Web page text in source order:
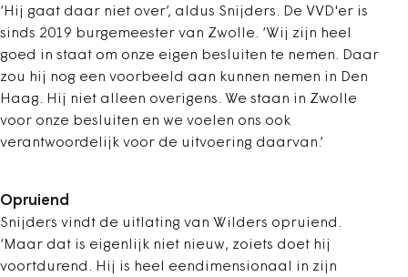
‘Hij gaat daar niet over’, aldus Snijders. De VVD'er is
sinds 2019 burgemeester van Zwolle. ‘Wij zijn heel
goed in staat om onze eigen besluiten te nemen. Daar
zou hij nog een voorbeeld aan kunnen nemen in Den
Haag. Hij niet alleen overigens. We staan in Zwolle
voor onze besluiten en we voelen ons ook
verantwoordelijk voor de uitvoering daarvan.’
Opruiend
Snijders vindt de uitlating van Wilders opruiend.
‘Maar dat is eigenlijk niet nieuw, zoiets doet hij
voortdurend. Hij is heel eendimensionaal in zijn